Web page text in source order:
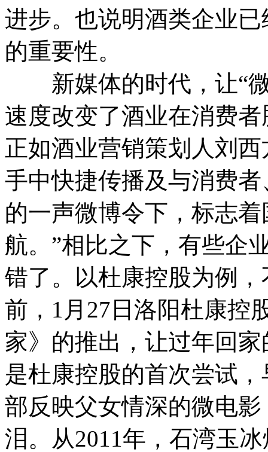
进步。也说明酒类企业
的重要性。
新媒体的时代，让“微
速度改变了酒业在消费
正如酒业营销策划人刘
手中快捷传播及与消费
的一声微博令下，标志
航。”相比之下，有些企
错了。以杜康控股为例
前，1月27日洛阳杜康控
家》的推出，让过年回
是杜康控股的首次尝试
部反映父女情深的微电
泪。从2011年，石湾玉